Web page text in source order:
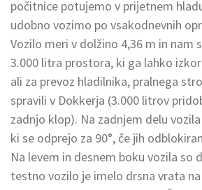
počitnice potujemo v prijetnem
udobno vozimo po vsakodnevnih
Vozilo meri v dolžino 4,36 m in nam
3.000 litra prostora, ki ga lahko
ali za prevoz hladilnika, pralnega
spravili v Dokkerja (3.000 litrov
zadnjo klop). Na zadnjem delu
ki se odprejo za 90°, če jih
Na levem in desnem boku vozila so
testno vozilo je imelo drsna vrata